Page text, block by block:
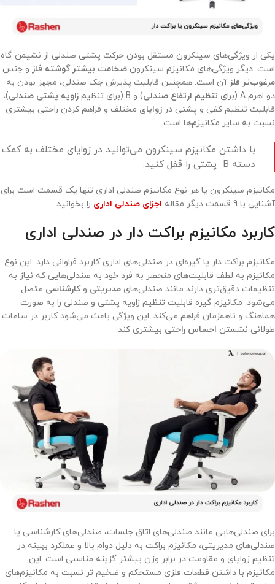
یکی از ویژگی‌های سینکرون مستقل بودن حرکت پشتی صندلی از نشیمن گاه
است. دیگر ویژگی‌های مکانیزم سینکرون ضخامت بیشتر گوشته فلز و جنس
مرغوب‌تر فلز آن است. همچنین قابلیت پذیرش جک صندلی، مجهز بودن به
دو اهرم A (برای
تنظیم ارتفاع صندلی) و B (برای تنظیم زاویه پشتی صندلی)،
قابلیت تنظیم کفی و پشتی در زوایای مختلف و فراهم کردن راحتی بیشتری
نسبت به سایر مکانیزم‌ها است.
با داشتن مکانیزم سینکرون می‌توانید در زوایای مختلف به کمک
دسته B پشتی را قفل کنید.
مکانیزم سینکرون یا هر نوع مکانیزم صندلی اداری تنها یک قسمت است برای
آشنایی با 9 قسمت دیگر مقاله
اجزای صندلی اداری را بخوانید.
کاربرد مکانیزم براکت دار در صندلی اداری
مکانیزم براکت دار یا گیره‌ای در صندلی‌های اداری کاربرد فراوانی دارد. این نوع
مکانیزم به لطف قابلیت‌های منحصر به فرد خود به صندلی‌هایی که نیاز به
تنظیمات دقیق‌تری دارند مانند صندلی‌های مدیریتی وکارشناسی متصل
می‌شود. مکانیزم گیره قابلیت تنظیم زاویه پشتی و صندلی را به صورت
هماهنگ و ناهمزمان فراهم می‌کند. این ویژگی باعث می‌شود کاربر در ساعات
طولانی نشستن احساس راحتی بیشتری کند.
برای صندلی‌هایی مانند صندلی‌های اتاق جلسات، صندلی‌های کارشناسی یا
صندلی‌های مدیریتی، مکانیزم براکت به دلیل دوام بالا و عملکرد بهینه در
تنظیم زوایای و مقاومت در برابر وزن بیشتر گزینه مناسبی است. این
مکانیزم با داشتن قطعات فلزی مستحکم و ضخیم ‌تر نسبت به مکانیزم‌‌های